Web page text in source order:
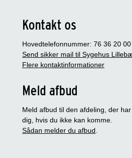
Kontakt os
Hovedtelefonnummer: 76 36 20 00
Send sikker mail til Sygehus
Flere kontaktinformationer
Meld afbud
Meld afbud til den afdeling, der
dig, hvis du ikke kan komme.
Sådan melder du afbud